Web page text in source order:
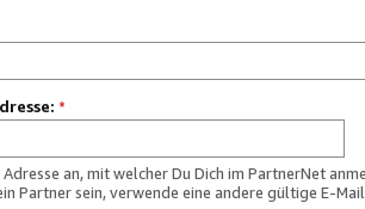
*
an, mit welcher Du Dich im PartnerNet
Partner sein, verwende eine andere gültige E-